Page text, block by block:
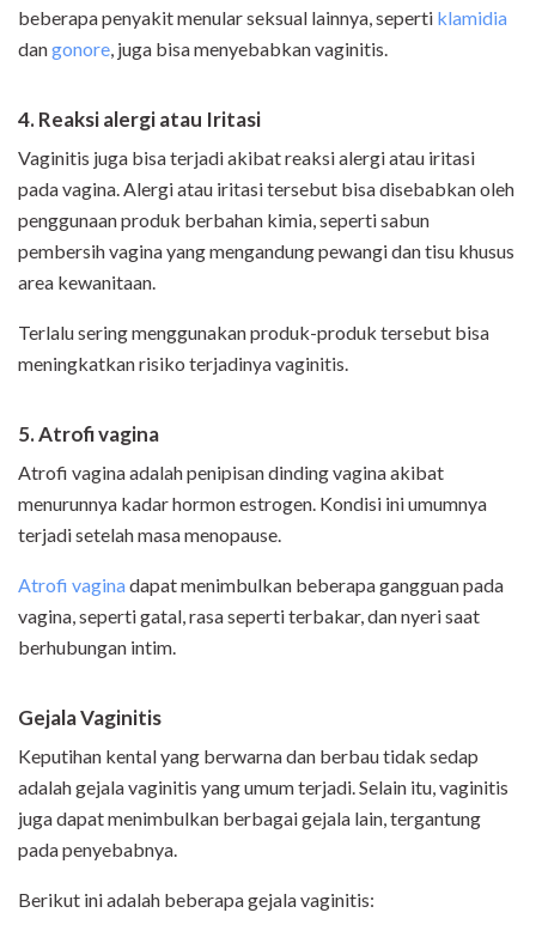
beberapa penyakit menular seksual lainnya, seperti klamidia
dangonore, juga bisa menyebabkan vaginitis.
4. Reaksi alergi atau Iritasi
Vaginitis juga bisa terjadi akibat reaksi alergi atau iritasi
pada vagina. Alergi atau iritasi tersebut bisa disebabkan oleh
penggunaan produk berbahan kimia, seperti sabun
pembersih vagina yang mengandung pewangi dan tisu khusus
area kewanitaan.
Terlalu sering menggunakan produk-produk tersebut bisa
meningkatkan risiko terjadinya vaginitis.
5. Atrofi vagina
Atrofi vagina adalah penipisan dinding vagina akibat
menurunnya kadar hormon estrogen. Kondisi ini umumnya
terjadi setelah masa menopause.
Atrofi vaginadapat menimbulkan beberapa gangguan pada
vagina, seperti gatal, rasa seperti terbakar, dan nyeri saat
berhubungan intim.
Gejala Vaginitis
Keputihan kental yang berwarna dan berbau tidak sedap
adalah gejala vaginitis yang umum terjadi. Selain itu, vaginitis
juga dapat menimbulkan berbagai gejala lain, tergantung
pada penyebabnya.
Berikut ini adalah beberapa gejala vaginitis: